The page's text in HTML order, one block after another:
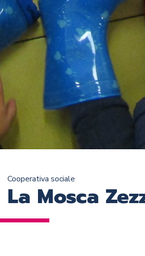
Cooperativa sociale
La Mosca